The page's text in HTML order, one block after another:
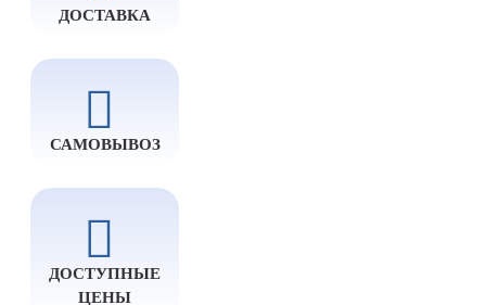
ДОСТАВКА
САМОВЫВОЗ
ДОСТУПНЫЕ
ЦЕНЫ